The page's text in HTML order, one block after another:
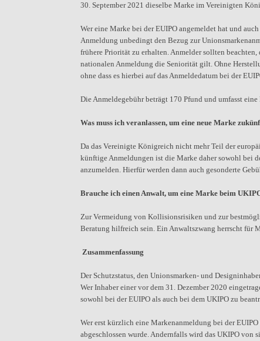
30. September 2021 dieselbe Marke im Vereinigten
Wer eine Marke bei der EUIPO angemeldet hat und
Anmeldung unbedingt den Bezug zur
frühere Priorität zu erhalten. Anmelder sollten
nationalen Anmeldung die Seniorität gilt. Ohne
ohne dass es hierbei auf das Anmeldedatum bei der
Die Anmeldegebühr beträgt 170 Pfund und umfasst
Was muss ich veranlassen, um eine neue Marke
Da das Vereinigte Königreich nicht mehr Teil der
künftige Anmeldungen ist die Marke daher sowohl bei
anzumelden. Hierfür werden dann auch gesonderte
Brauche ich einen Anwalt, um eine Marke beim
Zur Vermeidung von Kollisionsrisiken und zur
Beratung hilfreich sein. Ein Anwaltszwang herrscht für
Zusammenfassung
Der Schutzstatus, den Unionsmarken- und
Wer Inhaber einer vor dem 31. Dezember 2020
sowohl bei der EUIPO als auch bei dem UKIPO zu
Wer erst kürzlich eine Markenanmeldung bei der
abgeschlossen wurde. Andernfalls wird das UKIPO